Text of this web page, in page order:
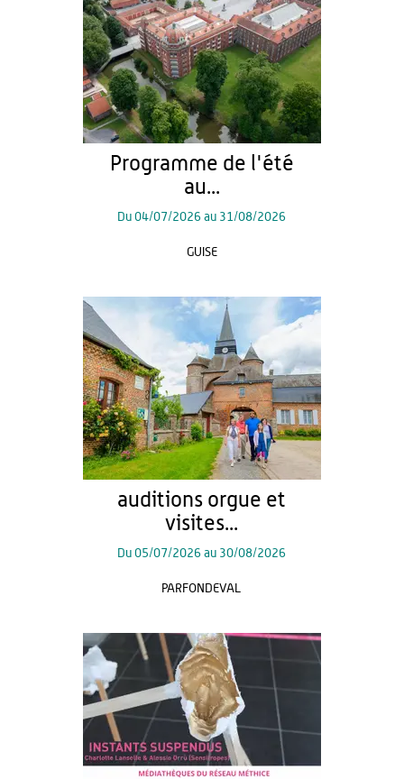
Programme de l'été
au...
Du04/07/2026 au 31/08/2026
GUISE
auditions orgue et
visites...
Du05/07/2026 au 30/08/2026
PARFONDEVAL